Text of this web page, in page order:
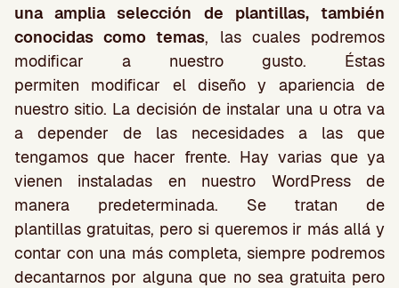
una amplia selección de plantillas, también
conocidas como temas, las cuales podremos
modificar a nuestro gusto. Éstas
permiten modificar el diseño y apariencia de
nuestro sitio. La decisión de instalar una u otra va
a depender de las necesidades a las que
tengamos que hacer frente. Hay varias que ya
vienen instaladas en nuestro WordPress de
manera predeterminada. Se tratan de
plantillas gratuitas, pero si queremos ir más allá y
contar con una más completa, siempre podremos
decantarnos por alguna que no sea gratuita pero